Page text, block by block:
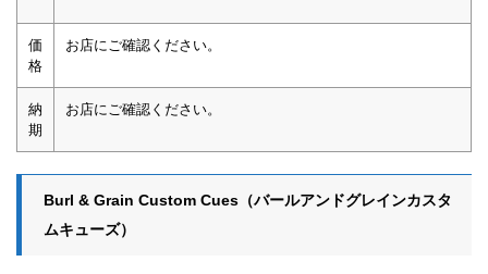
価
格
お店にご確認ください。
納
期
お店にご確認ください。
Burl & Grain Custom Cues（バールアンドグレインカスタ
ムキューズ）